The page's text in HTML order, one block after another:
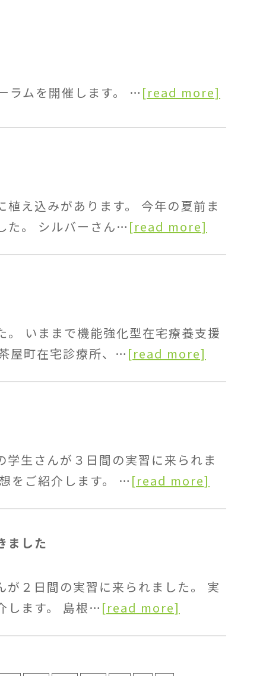
ラムを開催します。 … [read more]
え込みがあります。 今年の夏前ま
た。 シルバーさん… [read more]
いままで機能強化型在宅療養支援
屋町在宅診療所、… [read more]
生さんが３日間の実習に来られま
をご紹介します。 … [read more]
ました
２日間の実習に来られました。 実
します。 島根… [read more]